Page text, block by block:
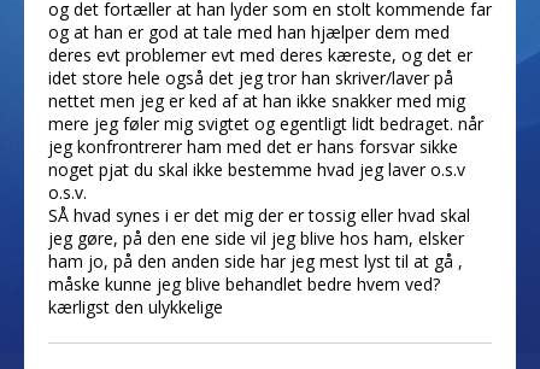
og det fortæller at han lyder som en stolt kommende far
og at han er god at tale med han hjælper dem med
deres evt problemer evt med deres kæreste, og det er
idet store hele også det jeg tror han skriver/laver på
nettet men jeg er ked af at han ikke snakker med mig
mere jeg føler mig svigtet og egentligt lidt bedraget. når
jeg konfrontrerer ham med det er hans forsvar sikke
noget pjat du skal ikke bestemme hvad jeg laver o.s.v
o.s.v.
SÅ hvad synes i er det mig der er tossig eller hvad skal
jeg gøre, på den ene side vil jeg blive hos ham, elsker
ham jo, på den anden side har jeg mest lyst til at gå ,
måske kunne jeg blive behandlet bedre hvem ved?
kærligst den ulykkelige